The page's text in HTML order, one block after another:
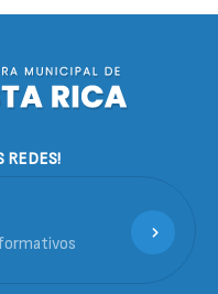
REDES!